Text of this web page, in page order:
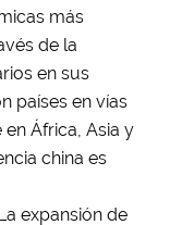
más
de la
en sus
países en vías
África, Asia y
china es
expansión de